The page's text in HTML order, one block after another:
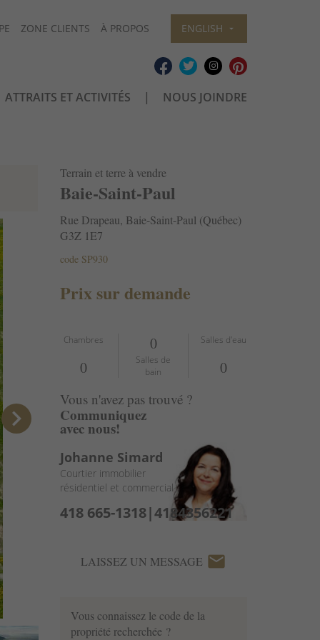
ZONE CLIENTS À PROPOS ENGLISH
ATTRAITS ET ACTIVITÉS
NOUS JOINDRE
Terrain et terre à vendre
Baie-Saint-Paul
Rue Drapeau, Baie-Saint-Paul (Québec)
G3Z 1E7
code SP930
Prix sur demande
chevron_right
Chambres
0
0
Salles de
bain
Salles d'eau
0
Vous n'avez pas trouvé ?
Communiquez
avec nous!
Johanne Simard
Courtier immobilier
résidentiel et commercial
418 665-1318|4184356221
LAISSEZ UN MESSAGE email
Vous connaissez le code de la
propriété recherchée ?